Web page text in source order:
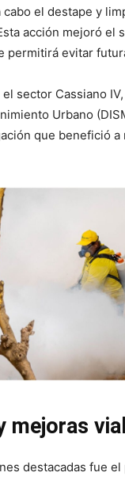
el destape y
acción mejoró el
permitirá evitar
sector Cassiano
Urbano
que benefició a
mejoras
destacadas fue